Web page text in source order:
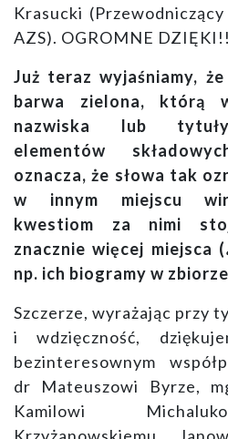
Krasucki
AZS). OGROMNE
Już teraz wyjaśniamy,
barwa zielona, którą
nazwiska lub tytuły
elementów
oznacza, że słowa tak
w innym miejscu
kwestiom za nimi
znacznie więcej miejsca (
np. ich biogramy w
Szczerze, wyrażając przy
i wdzięczność,
bezinteresownym
dr Mateuszowi Byrze,
Kamilowi